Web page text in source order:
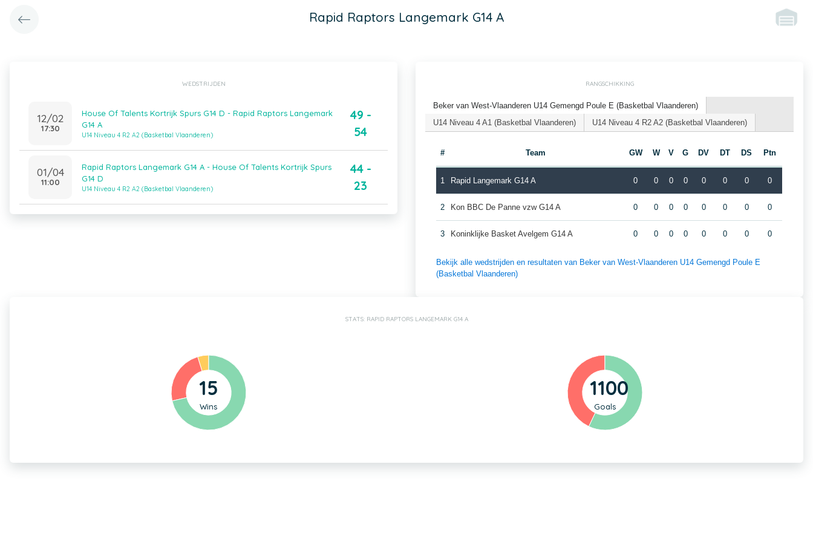
Rapid Raptors Langemark G14 A
WEDSTRIJDEN
12/02
17:30
House Of Talents Kortrijk Spurs G14 D - Rapid Raptors Langemark
G14 A
U14 Niveau 4 R2 A2 (Basketbal Vlaanderen)
49 -
54
01/04
11:00
Rapid Raptors Langemark G14 A - House Of Talents Kortrijk Spurs
G14 D
U14 Niveau 4 R2 A2 (Basketbal Vlaanderen)
44 -
23
RANGSCHIKKING
Beker van West-Vlaanderen U14 Gemengd Poule E (Basketbal Vlaanderen)
U14 Niveau 4 A1 (Basketbal Vlaanderen)
U14 Niveau 4 R2 A2 (Basketbal Vlaanderen)
# Team GW W V G DV DT DS Ptn
1 Rapid Langemark G14 A 0 0 0 0 0 0 0 0
2 Kon BBC De Panne vzw G14 A 0 0 0 0 0 0 0 0
3 Koninklijke Basket Avelgem G14 A 0 0 0 0 0 0 0 0
Bekijk alle wedstrijden en resultaten van Beker van West-Vlaanderen U14 Gemengd Poule E
(Basketbal Vlaanderen)
STATS: RAPID RAPTORS LANGEMARK G14 A
15
Wins
1100
Goals